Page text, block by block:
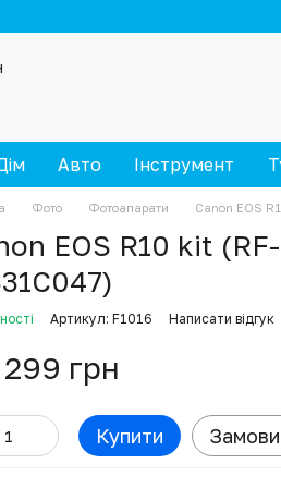
Авто Інструмент
Фото Фотоапарати Canon EOS
EOS R10 kit
Артикул: F1016 Написати відгук
грн
Купити